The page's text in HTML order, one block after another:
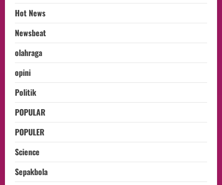
Hot News
Newsbeat
olahraga
opini
Politik
POPULAR
POPULER
Science
Sepakbola